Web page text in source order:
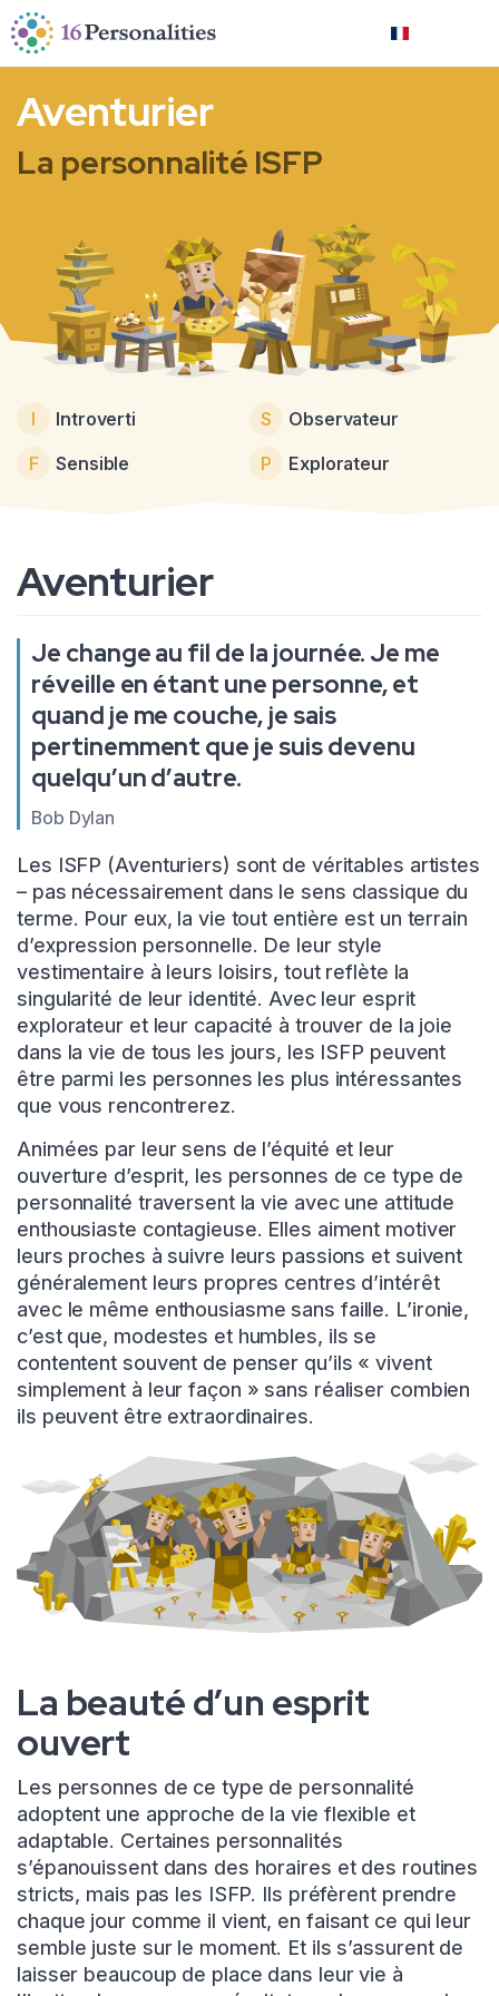
Passer au contenu principal
Passer aux options d’accessibilité
Français
Aventurier
La personnalité ISFP
I Introverti S
Observateur
F
Sensible P Explorateur
Aventurier
Je change au fil de la journée. Je me
réveille en étant une personne, et
quand je me couche, je sais
pertinemment que je suis devenu
quelqu’un d’autre.
Bob Dylan
Les ISFP (Aventuriers) sont de véritables artistes
– pas nécessairement dans le sens classique du
terme. Pour eux, la vie tout entière est un terrain
d’expression personnelle. De leur style
vestimentaire à leurs loisirs, tout reflète la
singularité de leur identité. Avec leur esprit
explorateur et leur capacité à trouver de la joie
dans la vie de tous les jours, les ISFP peuvent
être parmi les personnes les plus intéressantes
que vous rencontrerez.
Animées par leur sens de l’équité et leur
ouverture d’esprit, les personnes de ce type de
personnalité traversent la vie avec une attitude
enthousiaste contagieuse. Elles aiment motiver
leurs proches à suivre leurs passions et suivent
généralement leurs propres centres d’intérêt
avec le même enthousiasme sans faille. L’ironie,
c’est que, modestes et humbles, ils se
contentent souvent de penser qu’ils « vivent
simplement à leur façon » sans réaliser combien
ils peuvent être extraordinaires.
La beauté d’un esprit
ouvert
Les personnes de ce type de personnalité
adoptent une approche de la vie flexible et
adaptable. Certaines personnalités
s’épanouissent dans des horaires et des routines
stricts, mais pas les ISFP. Ils préfèrent prendre
chaque jour comme il vient, en faisant ce qui leur
semble juste sur le moment. Et ils s’assurent de
laisser beaucoup de place dans leur vie à